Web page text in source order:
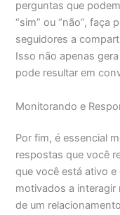
perguntas que
“sim” ou “não”, faça
seguidores a
Isso não apenas
pode resultar em
Monitorando e
Por fim, é essencial
respostas que você
que você está ativo
motivados a
de um